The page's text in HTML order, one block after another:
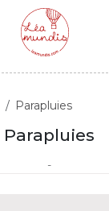
Parapluies
Parapluies
-